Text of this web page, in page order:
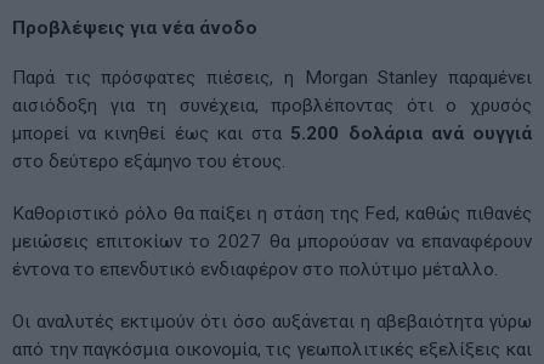
Προβλέψεις για νέα άνοδο
Παρά τις πρόσφατες πιέσεις, η Morgan Stanley παραμένει
αισιόδοξη για τη συνέχεια, προβλέποντας ότι ο χρυσός
μπορεί να κινηθεί έως και στα 5.200 δολάρια ανά ουγγιά
στο δεύτερο εξάμηνο του έτους.
Καθοριστικό ρόλο θα παίξει η στάση της Fed, καθώς πιθανές
μειώσεις επιτοκίων το 2027 θα μπορούσαν να επαναφέρουν
έντονα το επενδυτικό ενδιαφέρον στο πολύτιμο μέταλλο.
Οι αναλυτές εκτιμούν ότι όσο αυξάνεται η αβεβαιότητα γύρω
από την παγκόσμια οικονομία, τις γεωπολιτικές εξελίξεις και